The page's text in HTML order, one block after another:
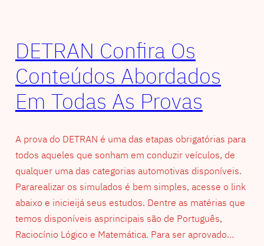
DETRAN Confira Os
Conteúdos Abordados
Em Todas As Provas
A prova do DETRAN é uma das etapas obrigatórias para
todos aqueles que sonham em conduzir veículos, de
qualquer uma das categorias automotivas disponíveis.
Pararealizar os simulados é bem simples, acesse o link
abaixo e inicieijá seus estudos. Dentre as matérias que
temos disponíveis asprincipais são de Português,
Raciocínio Lógico e Matemática. Para ser aprovado…